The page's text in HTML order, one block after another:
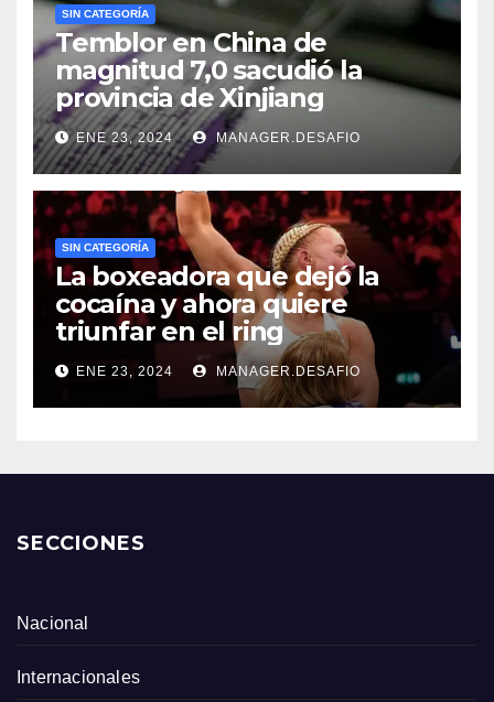
SIN CATEGORÍA
Temblor en China de
magnitud 7,0 sacudió la
provincia de Xinjiang
ENE 23, 2024 MANAGER.DESAFIO
SIN CATEGORÍA
La boxeadora que dejó la
cocaína y ahora quiere
triunfar en el ring​
ENE 23, 2024 MANAGER.DESAFIO
SECCIONES
Nacional
Internacionales